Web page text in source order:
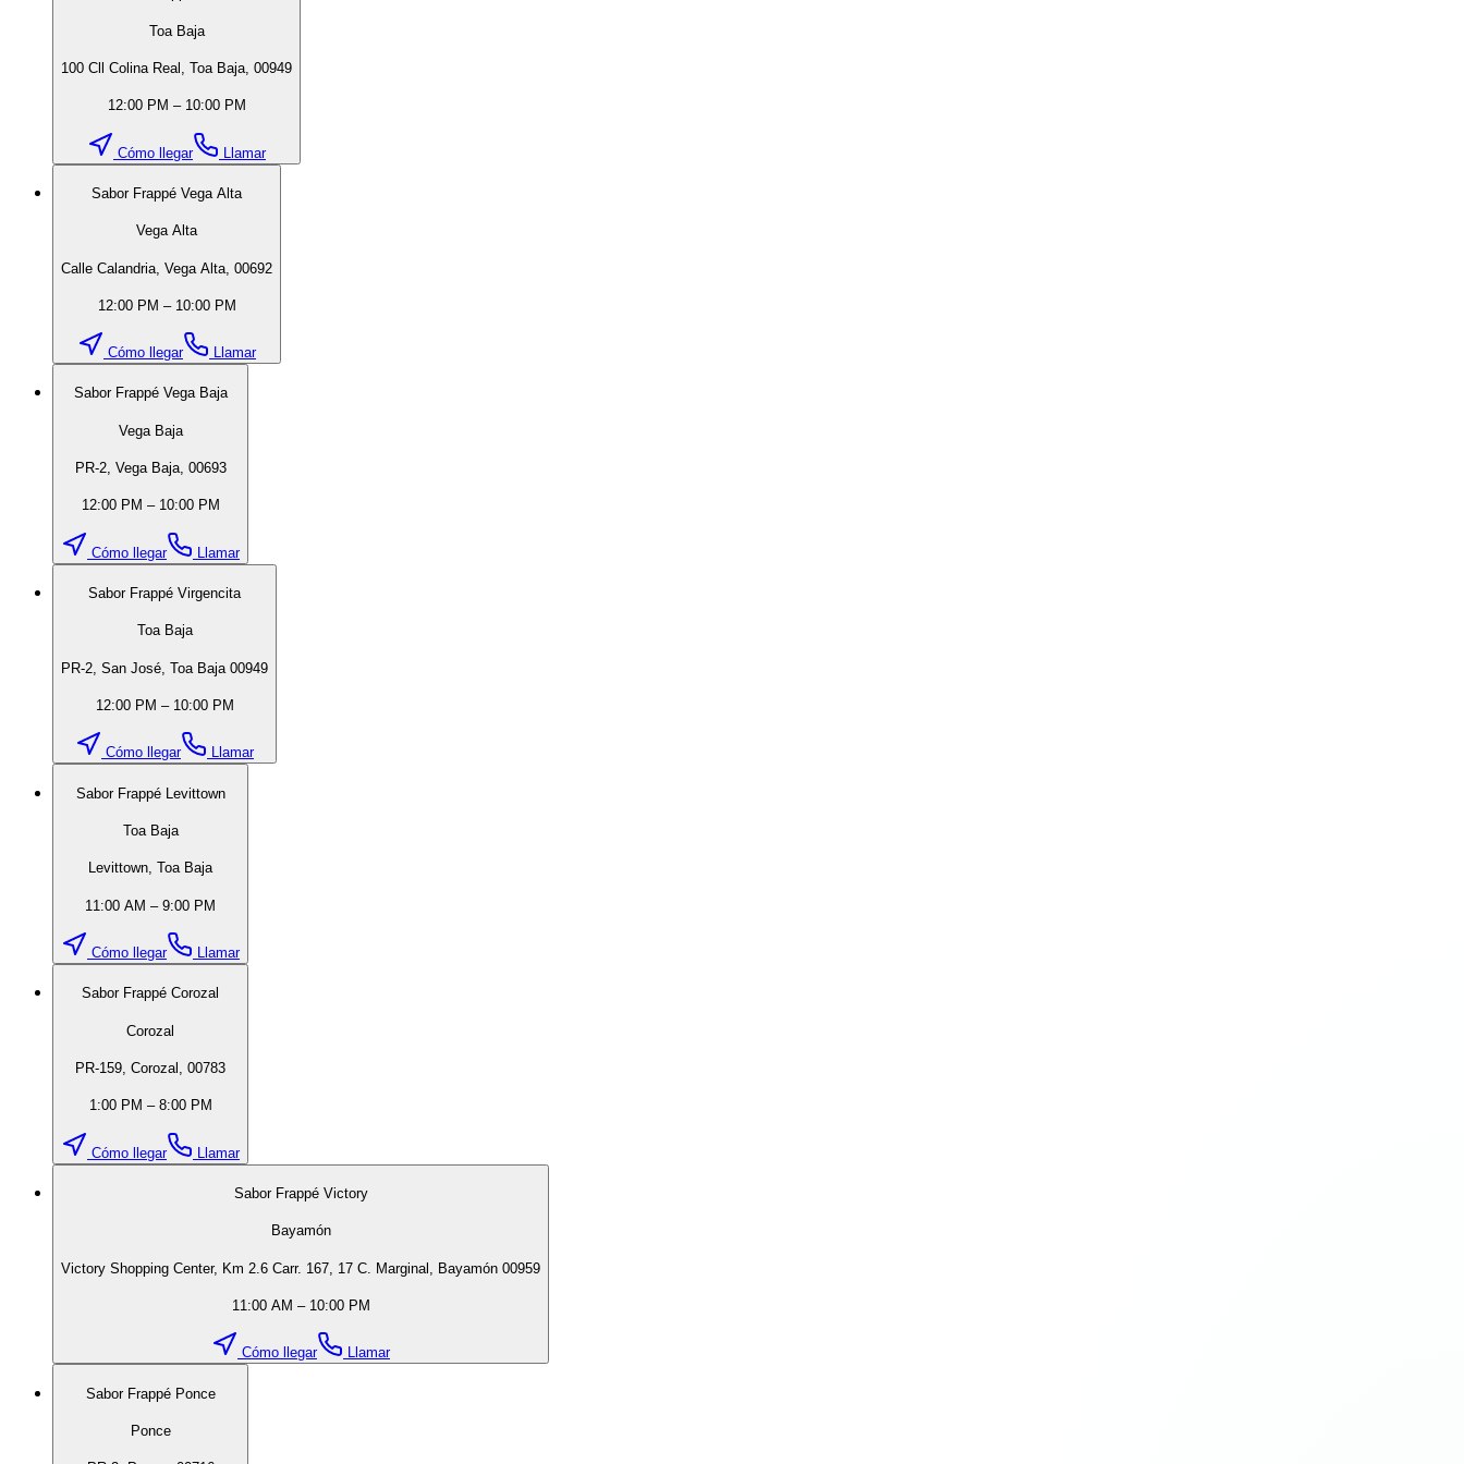
Toa Baja
100 Cll Colina Real, Toa Baja, 00949
12:00 PM – 10:00 PM
Cómo llegar Llamar
Sabor Frappé Vega Alta
Vega Alta
Calle Calandria, Vega Alta, 00692
12:00 PM – 10:00 PM
Cómo llegar Llamar
Sabor Frappé Vega Baja
Vega Baja
PR-2, Vega Baja, 00693
12:00 PM – 10:00 PM
Cómo llegar Llamar
Sabor Frappé Virgencita
Toa Baja
PR-2, San José, Toa Baja 00949
12:00 PM – 10:00 PM
Cómo llegar Llamar
Sabor Frappé Levittown
Toa Baja
Levittown, Toa Baja
11:00 AM – 9:00 PM
Cómo llegar Llamar
Sabor Frappé Corozal
Corozal
PR-159, Corozal, 00783
1:00 PM – 8:00 PM
Cómo llegar Llamar
Sabor Frappé Victory
Bayamón
Victory Shopping Center, Km 2.6 Carr. 167, 17 C. Marginal, Bayamón 00959
11:00 AM – 10:00 PM
Cómo llegar Llamar
Sabor Frappé Ponce
Ponce